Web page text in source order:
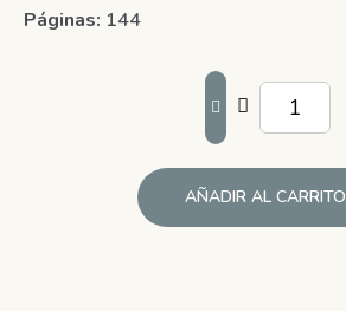
Páginas: 144
AÑADIR AL CARRITO